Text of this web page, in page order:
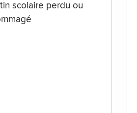
scolaire perdu ou